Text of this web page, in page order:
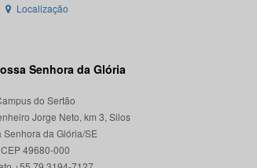
Localização
Senhora da Glória
do Sertão
Jorge Neto, km 3, Silos
Senhora da Glória/SE
CEP 49680-000